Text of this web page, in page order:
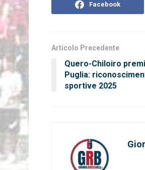
Facebook
Articolo Precedente
Quero-Chiloiro
Puglia:
sportive 2025